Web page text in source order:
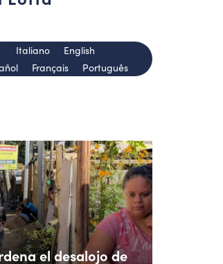
Français Português
Italiano English
el desalojo de